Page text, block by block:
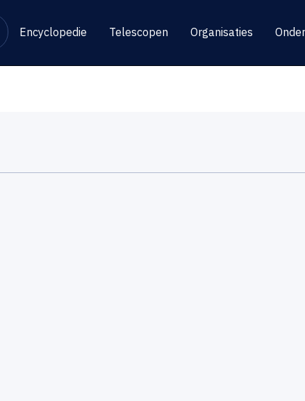
Encyclopedie Telescopen Organisaties